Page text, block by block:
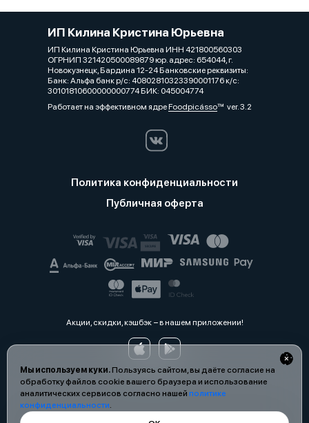
Мы используем куки.Пользуясь сайтом, вы даёте согласие на
обработку файлов cookie вашего браузера и использование
аналитических сервисов согласно нашей политике
конфиденциальности.
ИП Килина Кристина Юрьевна
ИП Килина Кристина Юрьевна ИНН 421800560303
ОГРНИП 321420500089879 юр. адрес: 654044, г.
Новокузнецк, Бардина 12-24 Банковские реквизиты:
Банк: Альфа банк р/с: 40802810323390001176 к/с:
30101810600000000774 БИК: 045004774
Работает на эффективном ядреFoodpicássover. 3.2
Политика конфиденциальности
Публичная оферта
Акции, скидки, кэшбэк − в нашем приложении!